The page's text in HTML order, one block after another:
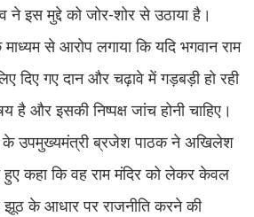
इस मुद्दे को जोर-शोर से उठाया है।
से आरोप लगाया कि यदि भगवान राम
दिए गए दान और चढ़ावे में गड़बड़ी हो रही
है और इसकी निष्पक्ष जांच होनी चाहिए।
के उपमुख्यमंत्री ब्रजेश पाठक ने अखिलेश
कहा कि वह राम मंदिर को लेकर केवल
के आधार पर राजनीति करने की